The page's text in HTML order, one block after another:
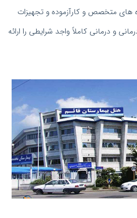
های متخصص و کارآزموده و تجهیزات
و درمانی کاملاً واجد شرایطی را ارائه